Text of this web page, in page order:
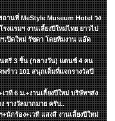
านที่ MeStyle Museum Hotel วง
งแรมฯ งานเลี้ยงปีใหม่ไทย ยาวไป
เปิดใหม่ รัชดา โดยทีมงาน แอ๊ด
ตรี 3 ชิ้น (กลางวัน) แดนซ์ 4 คน
ร้าว 101 สนุกเต็มที่แจกรางวัลปี
วที 6 ม.+งานเลี้ยงปีใหม่ บริษัทฯส่ง
รางวัลมากมาย ครับ..
นักร้อง+เวที แสงสี งานเลี้ยงปีใหม่